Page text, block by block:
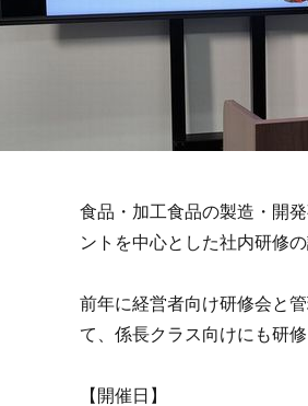
食品・加工食品の製造・開
ントを中心とした社内研修
前年に経営者向け研修会と
て、係長クラス向けにも研修
【開催日】